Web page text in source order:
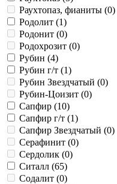
Раухтопаз, фианиты (0)
Родолит (1)
Родонит (0)
Родохрозит (0)
Рубин (4)
Рубин г/т (1)
Рубин Звездчатый (0)
Рубин-Цоизит (0)
Сапфир (10)
Сапфир г/т (1)
Сапфир Звездчатый (0)
Серафинит (0)
Сердолик (0)
Ситалл (65)
Содалит (0)